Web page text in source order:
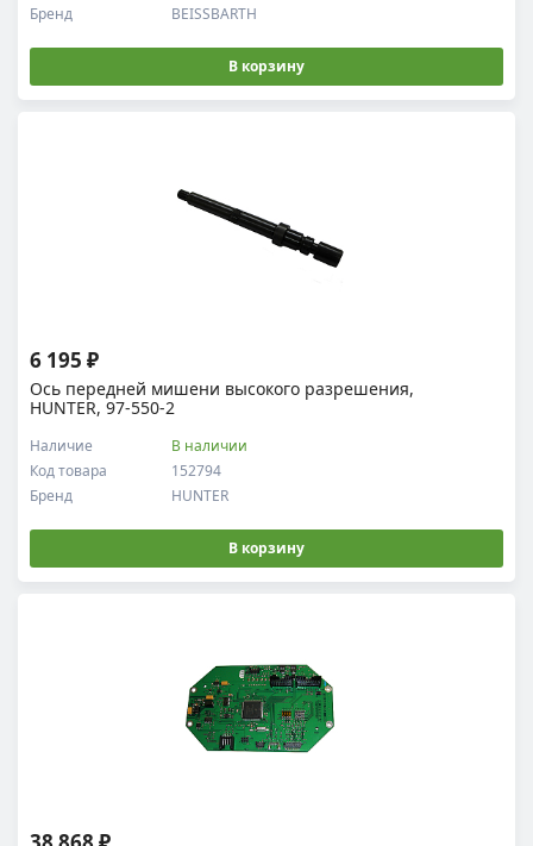
Бренд BEISSBARTH
В корзину
Ось передней мишени высокого разрешения,
HUNTER, 97-550-2
Код товара 152794
Наличие В наличии
Бренд HUNTER
6 195 ₽
В корзину